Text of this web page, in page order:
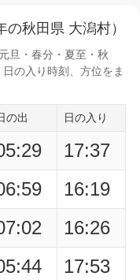
秋田県 大潟村）
旦・春分・夏至・秋
日の入り時刻
、方位をま
の出 日の入り
17:37
16:19
16:26
17:53